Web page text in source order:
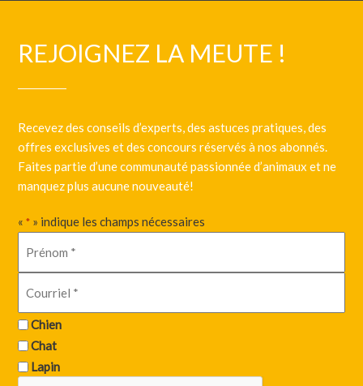
REJOIGNEZ LA MEUTE !
Recevez des conseils d’experts, des astuces pratiques, des
offres exclusives et des concours réservés à nos abonnés.
Faites partie d’une communauté passionnée d’animaux et ne
manquez plus aucune nouveauté!
«* » indique les champs nécessaires
Chien
Chat
Lapin